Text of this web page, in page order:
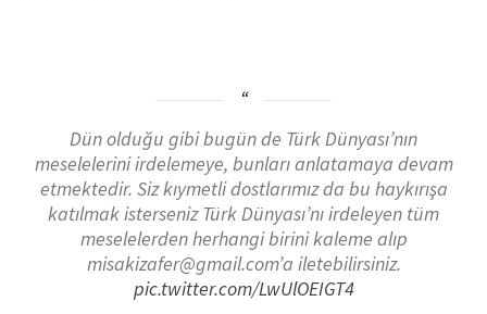
Dün olduğu gibi bugün de Türk Dünyası’nın
meselelerini irdelemeye, bunları anlatamaya devam
etmektedir. Siz kıymetli dostlarımız da bu haykırışa
katılmak isterseniz Türk Dünyası’nı irdeleyen tüm
meselelerden herhangi birini kaleme alıp
misakizafer@gmail.com’a iletebilirsiniz.
pic.twitter.com/LwUlOEIGT4